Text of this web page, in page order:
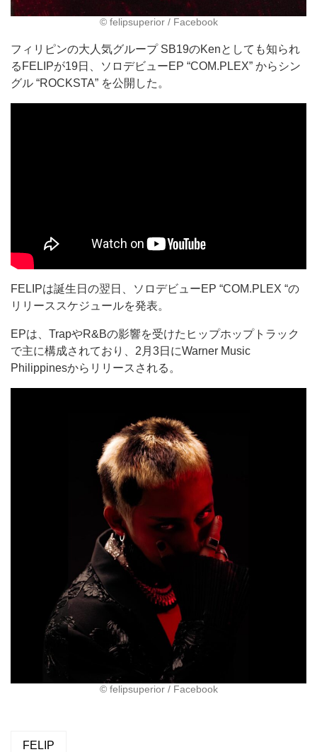
©︎ felipsuperior / Facebook
フィリピンの大人気グループ SB19のKenとしても知られ
るFELIPが19日、ソロデビューEP “COM.PLEX” からシン
グル “ROCKSTA” を公開した。
FELIPは誕生日の翌日、ソロデビューEP “COM.PLEX “の
リリーススケジュールを発表。
EPは、TrapやR&Bの影響を受けたヒップホップトラック
で主に構成されており、2月3日にWarner Music
Philippinesからリリースされる。
©︎ felipsuperior / Facebook
FELIP